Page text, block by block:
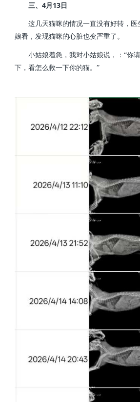
三、 4月 13 日
这几天猫咪的情况一直没有好转，
娘看，发现猫咪的心脏也变严重了。
小姑娘着急，我对小姑娘说，：“你
下，看怎么救一下你的猫。”